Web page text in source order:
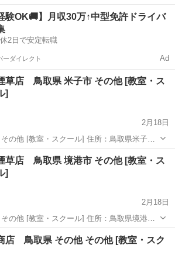
この投稿は投稿日時点の情
他
験OK🚚】月収30万↑中型免許ドライバ
2日で安定転職
ーダイレクト Ad
草店 鳥取県 米子市 その他 [教室・ス
]
2月18日
・スクール] 住所：鳥取県米子市
は投稿日時点の情報で
他
草店 鳥取県 境港市 その他 [教室・ス
]
2月18日
・スクール] 住所：鳥取県境港市
この投稿は投稿日時点の情
他
店 鳥取県 その他 その他 [教室・スク